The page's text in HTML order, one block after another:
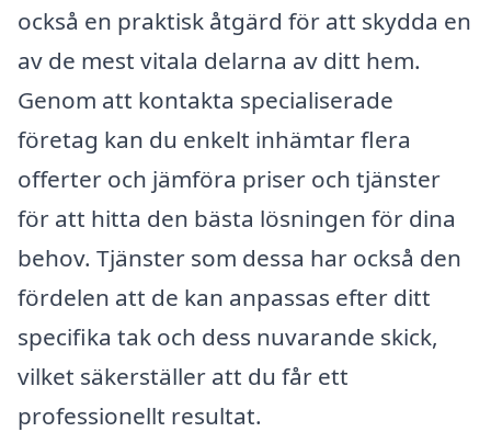
också en praktisk åtgärd för att skydda en
av de mest vitala delarna av ditt hem.
Genom att kontakta specialiserade
företag kan du enkelt inhämtar flera
offerter och jämföra priser och tjänster
för att hitta den bästa lösningen för dina
behov. Tjänster som dessa har också den
fördelen att de kan anpassas efter ditt
specifika tak och dess nuvarande skick,
vilket säkerställer att du får ett
professionellt resultat.